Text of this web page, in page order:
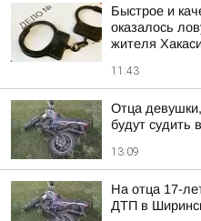
Быстрое и
оказалось
жителя
11:43
Отца
будут судить
13:09
На отца 17-
ДТП в